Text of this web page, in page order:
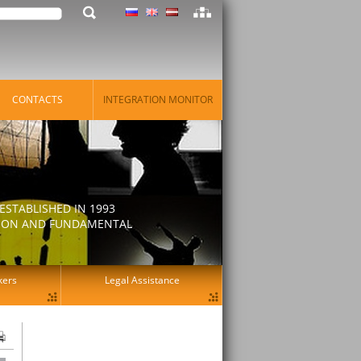
CONTACTS INTEGRATION MONITOR
IN 1993
AND FUNDAMENTAL
Legal Assistance